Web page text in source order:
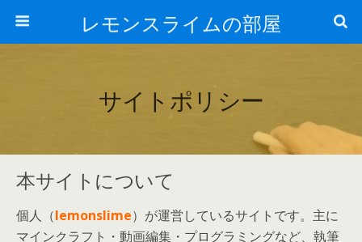
レモンスライムの部屋
サイトポリシー
本サイトについて
個人（lemonslime）が運営しているサイトです。主に
マインクラフト・動画編集・プログラミングなど、執筆